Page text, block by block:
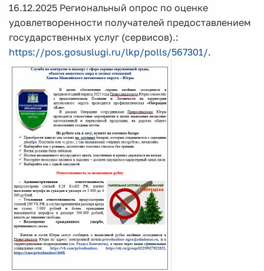
16.12.2025 Региональный опрос по оценке
удовлетворенности получателей предоставлением
государственных услуг (сервисов).:
https://pos.gosuslugi.ru/lkp/polls/567301/.